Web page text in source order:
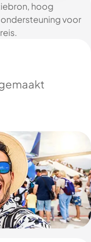
hoog
voor